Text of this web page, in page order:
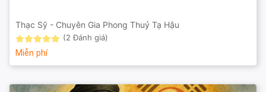
Thạc Sỹ - Chuyên Gia Phong Thuỷ Tạ Hậu
(2 Đánh giá)
Miễn phí